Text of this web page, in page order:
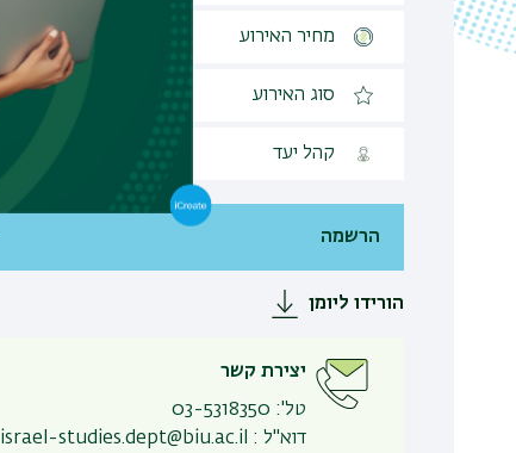
מחיר האירוע
סוג האירוע
קהל יעד
הרשמה
הורידו ליומן
יצירת קשר
טל':
03-5318350
דוא"ל :
israel-studies.dept@biu.ac.il